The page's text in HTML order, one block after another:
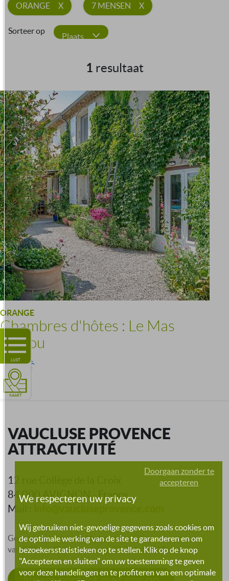
LIJST
KAART
ORANGE 7 MENSEN
Sorteer op
Plaats
1 resultaat
ORANGE
Chambres d'hôtes : Le Mas
Mellou
VAUCLUSE PROVENCE
ATTRACTIVITÉ
12 rue Collège de la Croix
84 000 AVIGNON - France
Mail :
Geopend van maandag tot en met vrijdag
van 9:00 tot 12:30 uur en van 13:30 tot 17:30 uur
Doorgaan zonder te
accepteren
We respecteren uw privacy
Wij gebruiken niet-gevoelige gegevens zoals cookies om
de optimale werking van de site te garanderen en om
bezoekersstatistieken op te stellen. Klik op de knop
"Accepteren en sluiten" om uw toestemming te geven
voor deze handelingen en te profiteren van een optimale